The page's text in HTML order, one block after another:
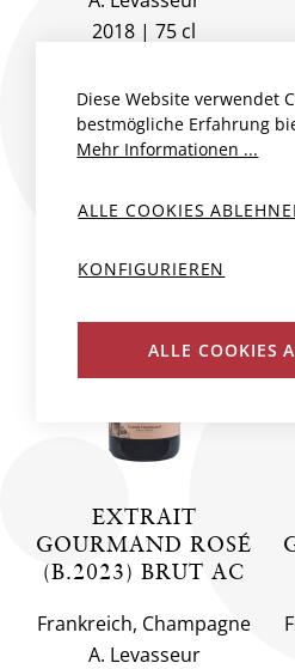
2018
75 cl
EXTRAIT
GOURMAND ROSÉ
(B.2023) BRUT AC
Frankreich, Champagne
A. Levasseur
Diese Website verwendet
bestmögliche Erfahrung
Mehr Informationen ...
ALLE COOKIES
KONFIGURIEREN
ALLE COOKIES